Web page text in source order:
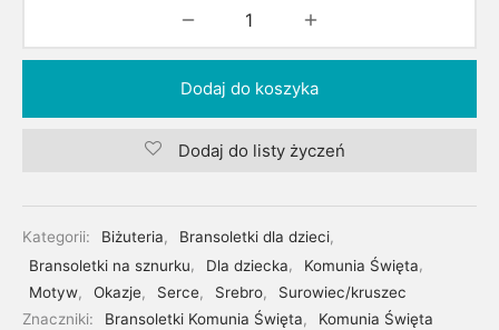
Dodaj do koszyka
Dodaj do listy życzeń
Kategorii: Biżuteria, Bransoletki dla dzieci,
Bransoletki na sznurku, Dla dziecka, Komunia Święta,
Motyw, Okazje, Serce, Srebro,
Surowiec/kruszec
Znaczniki:
Bransoletki Komunia Święta, Komunia Święta